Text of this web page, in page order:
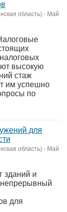
область) - Май
высокую
стаж
им успешно
по
для
область) - Май
зданий и
для